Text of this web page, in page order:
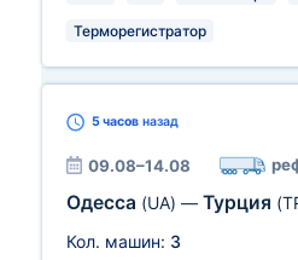
Терморегистратор
5 часов назад
09.08–14.08
Одесса (UA) — Турция
Кол. машин: 3